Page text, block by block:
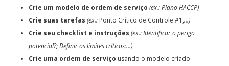
Crie um modelo de ordem de serviço (ex.: Plano HACCP)
Crie suas tarefas (ex.: Ponto Crítico de Controle #1,…)
Crie seu checklist e instruções (ex.: Identificar o perigo
potencial?; Definir os limites críticos;…)
Crie uma ordem de serviço usando o modelo criado